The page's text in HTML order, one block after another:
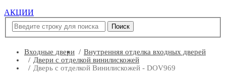
АКЦИИ
Входные двери
Внутренняя отделка входных дверей
Двери с отделкой винилискожей
Дверь с отделкой Винилискожей - DOV969